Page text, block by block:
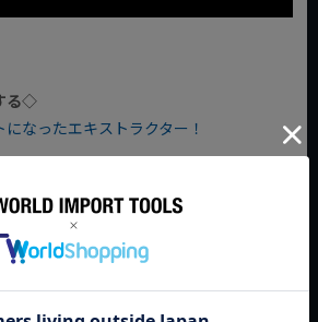
る◇
なったエキストラクター！
合わせ